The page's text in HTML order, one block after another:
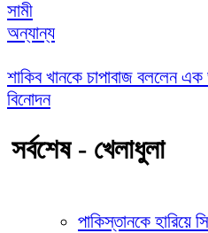
সামী
অন্যান্য
শাকিব খানকে চাপাবাজ বললেন
বিনোদন
সর্বশেষ - খেলাধুলা
পাকিস্তানকে হারিয়ে